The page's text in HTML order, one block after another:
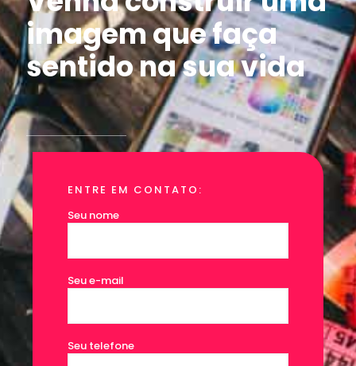
imagem que faça
sentido na sua vida
ENTRE EM CONTATO:
Seu nome
Seu e-mail
Seu telefone